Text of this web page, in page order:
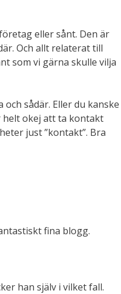
eller sånt. Den är
Och allt relaterat till
som vi gärna skulle vilja
sådär. Eller du kanske
helt okej att ta kontakt
just ”kontakt”. Bra
fina blogg.
han själv i vilket fall.